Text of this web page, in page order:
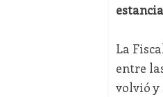
La
entre
volvió y